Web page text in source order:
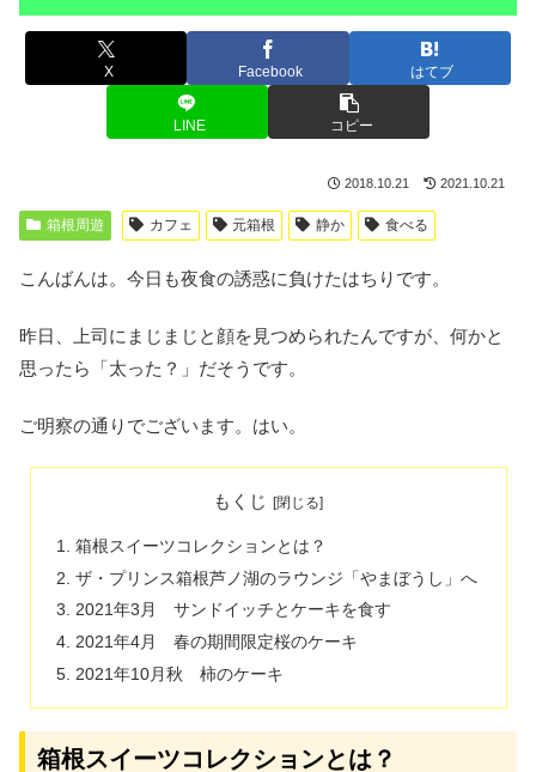
X Facebook はてブ
LINE コピー
2018.10.21 2021.10.21
箱根周遊 カフェ 元箱根 静か 食べる
こんばんは。今日も夜食の誘惑に負けたはちりです。
昨日、上司にまじまじと顔を見つめられたんですが、何かと
思ったら「太った？」だそうです。
ご明察の通りでございます。はい。
もくじ
箱根スイーツコレクションとは？
ザ・プリンス箱根芦ノ湖のラウンジ「やまぼうし」へ
2021年3月 サンドイッチとケーキを食す
2021年4月 春の期間限定桜のケーキ
2021年10月秋 柿のケーキ
箱根スイーツコレクションとは？